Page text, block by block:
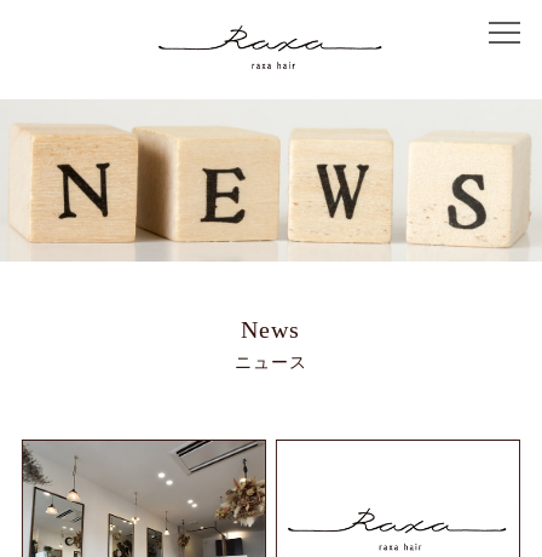
Home
Concept
Salon Info
Staff
Hair Catalog
News
ニュース